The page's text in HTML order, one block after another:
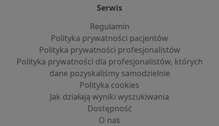
Serwis
Regulamin
Polityka prywatności pacjentów
Polityka prywatności profesjonalistów
Polityka prywatności dla profesjonalistów, których
dane pozyskaliśmy samodzielnie
Polityka cookies
Jak działają wyniki wyszukiwania
Dostępność
O nas